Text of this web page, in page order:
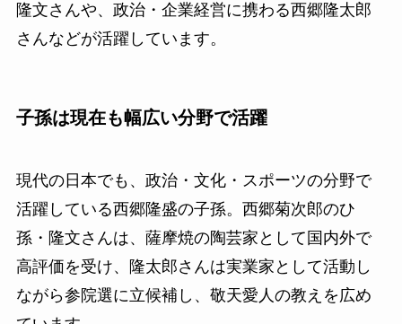
隆文さんや、政治・企業経営に携わる西郷隆太郎
さんなどが活躍しています。
子孫は現在も幅広い分野で活躍
現代の日本でも、政治・文化・スポーツの分野で
活躍している西郷隆盛の子孫。西郷菊次郎のひ
孫・隆文さんは、薩摩焼の陶芸家として国内外で
高評価を受け、隆太郎さんは実業家として活動し
ながら参院選に立候補し、敬天愛人の教えを広め